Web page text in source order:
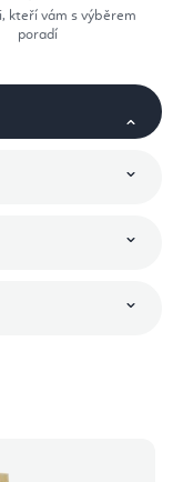
kteří vám s výběrem
poradí